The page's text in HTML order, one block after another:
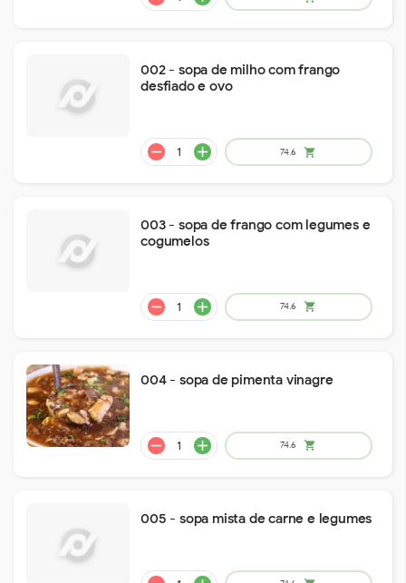
remove add 14.1
remove 14.7
002 - sopa de milho com frango
desfiado e ovo
003 - sopa de frango com legumes e
cogumelos
004 - sopa de pimenta vinagre
005 - sopa mista de carne e legumes